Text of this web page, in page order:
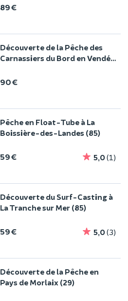
89 €
Découverte de la Pêche des
Carnassiers du Bord en Vendée
90 €
Pêche en Float-Tube à La
Boissière-des-Landes (85)
59 € 5,0(1)
Découverte du Surf-Casting à
La Tranche sur Mer (85)
59 € 5,0(3)
Découverte de la Pêche en
Pays de Morlaix (29)